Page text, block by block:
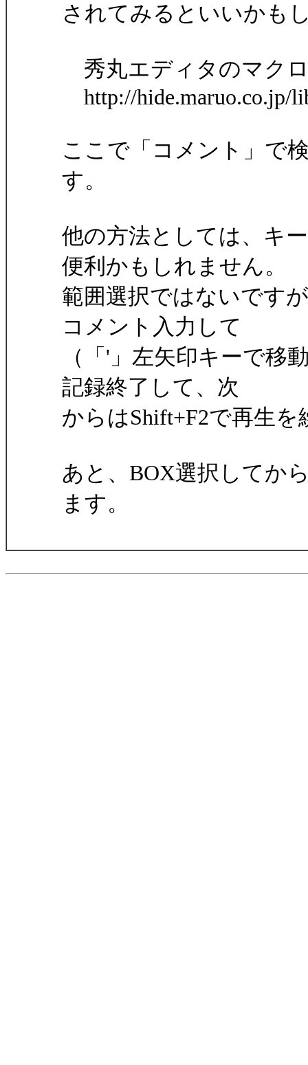
されてみるといいかも
秀丸エディタのマク
http://hide.maruo.co.jp/
ここで「コメント」で
す。
他の方法としては、キ
便利かもしれません。
範囲選択ではないです
コメント入力して
（「'」左矢印キーで移
記録終了して、次
からはShift+F2で再生
あと、BOX選択してか
ます。